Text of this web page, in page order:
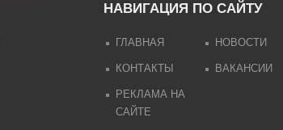
НАВИГАЦИЯ ПО САЙТУ
ГЛАВНАЯ НОВОСТИ
КОНТАКТЫ ВАКАНСИИ
РЕКЛАМА НА
САЙТЕ